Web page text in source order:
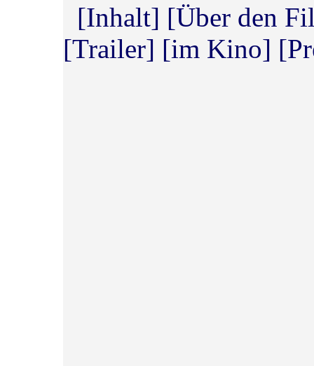
[Inhalt] [Über den
[Trailer] [im Kino] [